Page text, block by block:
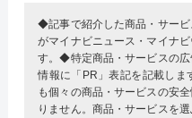
◆記事で紹介した商品・サー
がマイナビニュース・マイナ
す。◆特定商品・サービスの
情報に「PR」表記を記載し
も個々の商品・サービスの安
りません。商品・サービスを